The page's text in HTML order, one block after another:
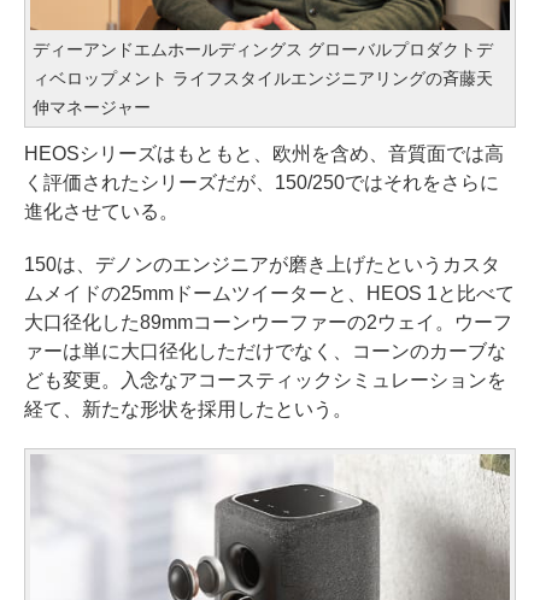
ディーアンドエムホールディングス グローバルプロダクトデ
ィベロップメント ライフスタイルエンジニアリングの斉藤天
伸マネージャー
HEOSシリーズはもともと、欧州を含め、音質面では高
く評価されたシリーズだが、150/250ではそれをさらに
進化させている。
150は、デノンのエンジニアが磨き上げたというカスタ
ムメイドの25mmドームツイーターと、HEOS 1と比べて
大口径化した89mmコーンウーファーの2ウェイ。ウーフ
ァーは単に大口径化しただけでなく、コーンのカーブな
ども変更。入念なアコースティックシミュレーションを
経て、新たな形状を採用したという。